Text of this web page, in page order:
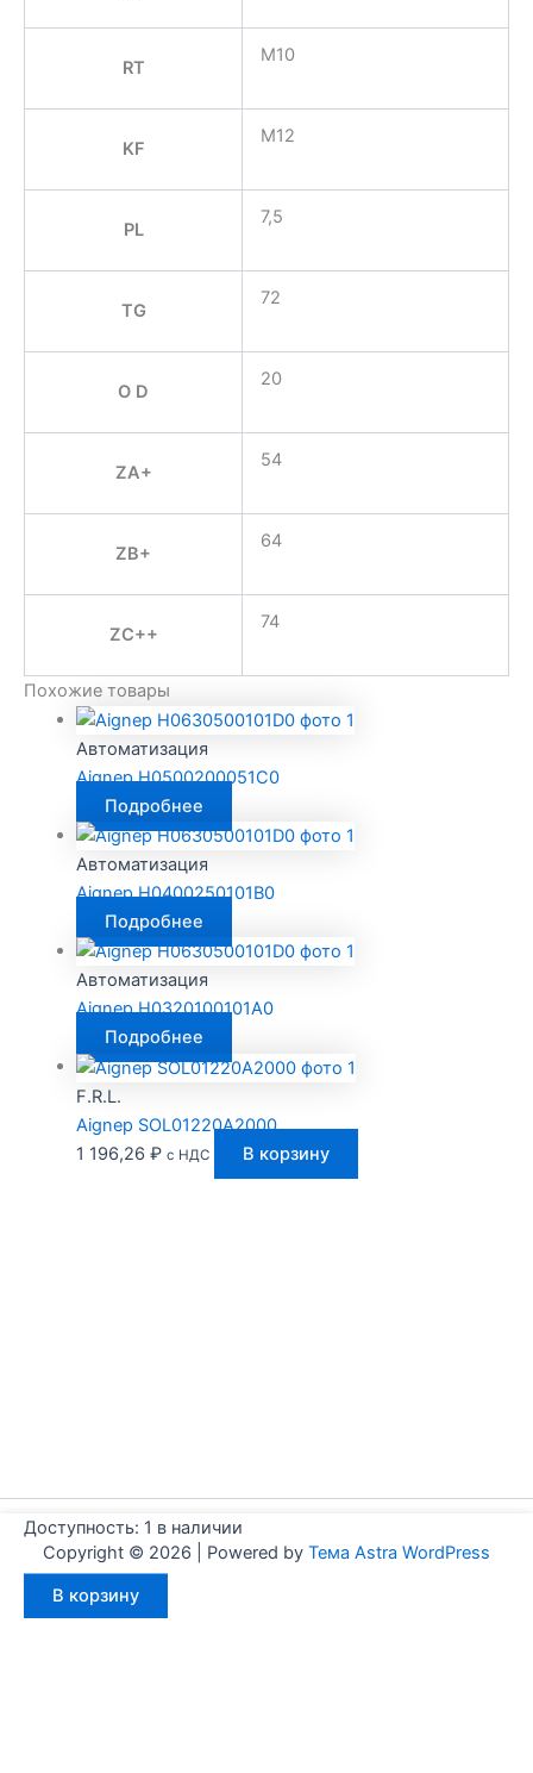
RT
M10
KF
M12
PL
7,5
TG
72
O D
20
ZA+
54
ZB+
64
ZC++
74
Похожие товары
Автоматизация
Aignep H0500200051C0
Подробнее
Автоматизация
Aignep H0400250101B0
Подробнее
Автоматизация
Aignep H0320100101A0
Подробнее
F.R.L.
Aignep SOL01220A2000
1 196,26 ₽ с НДС В корзину
Copyright © 2026 | Powered by Тема Astra WordPress
Доступность: 1 в наличии
товара
В корзину